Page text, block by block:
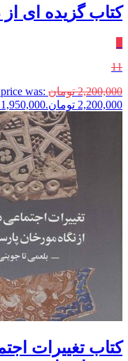
کتاب گزیده ای از
11
2,200,000 تومان was:
2,200,000 تومان.
1,950,000
کتاب تغییرات